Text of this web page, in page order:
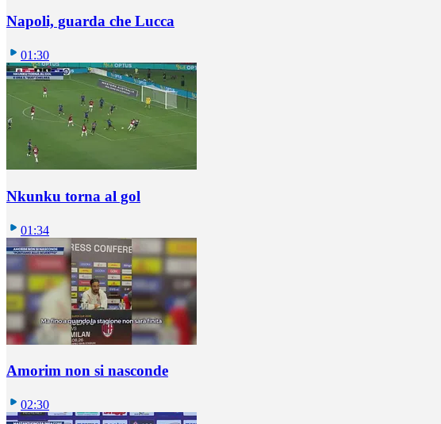
Napoli, guarda che Lucca
01:30
Nkunku torna al gol
01:34
Amorim non si nasconde
02:30